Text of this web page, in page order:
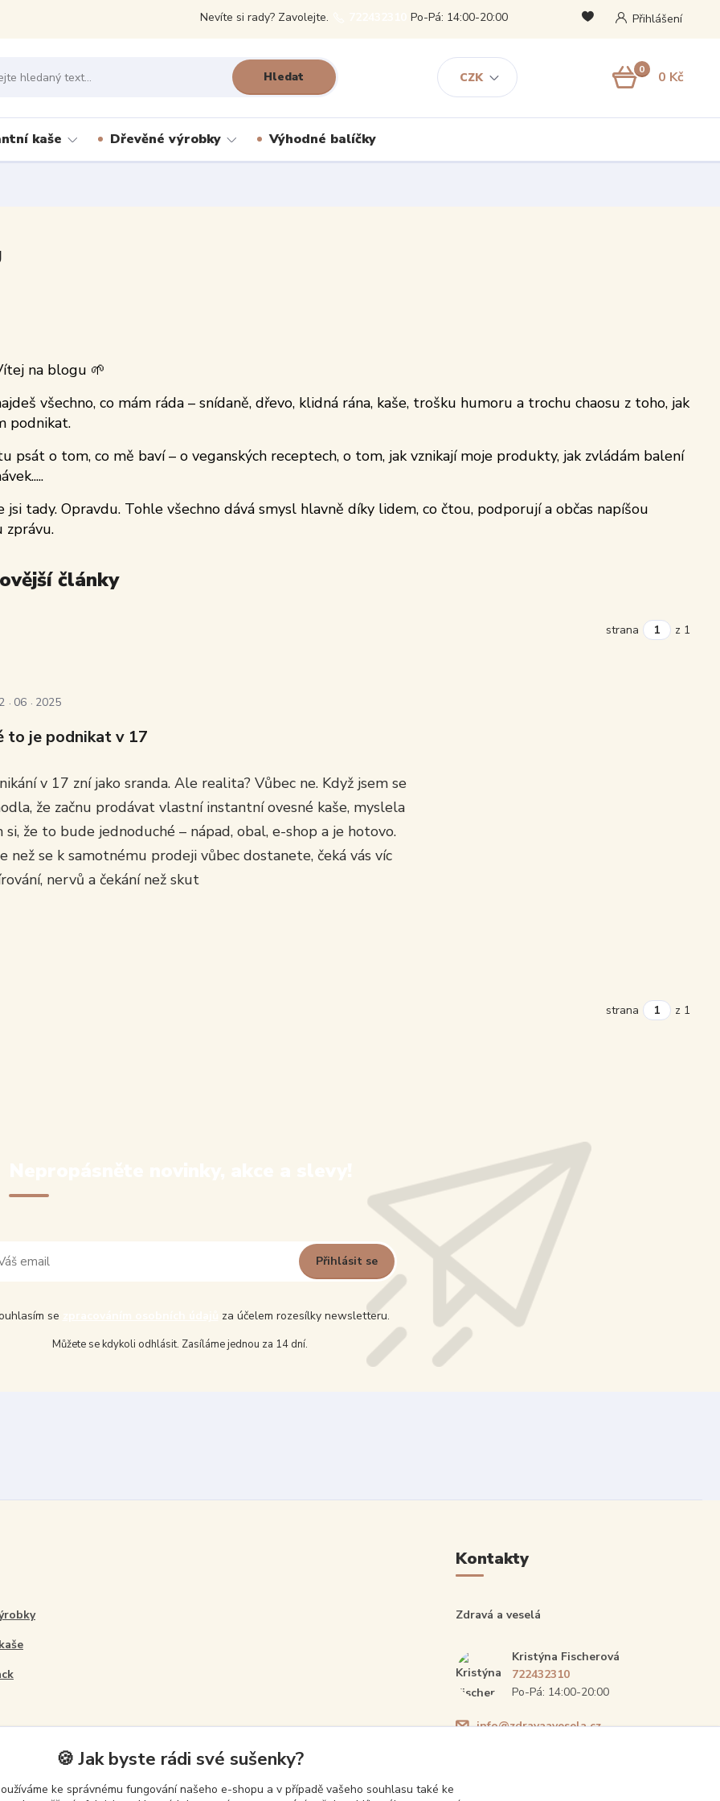
CZK
Přihlášení
Hledat
Nevíte si rady? Zavolejte. Po-Pá: 14:00-20:00
0 0 Kč
kaše Dřevěné výrobky Výhodné balíčky
na blogu 🌱
všechno, co mám ráda – snídaně, dřevo, klidná rána, kaše, trošku humoru a trochu chaosu z toho, jak
podnikat.
psát o tom, co mě baví – o veganských receptech, o tom, jak vznikají moje produkty, jak zvládám balení
jsi tady. Opravdu. Tohle všechno dává smysl hlavně díky lidem, co čtou, podporují a občas napíšou
zprávu.
články
strana z 1
to je podnikat v 17
06 2025
v 17 zní jako sranda. Ale realita? Vůbec ne. Když jsem se
že začnu prodávat vlastní instantní ovesné kaše, myslela
si, že to bude jednoduché – nápad, obal, e-shop a je hotovo.
než se k samotnému prodeji vůbec dostanete, čeká vás víc
nervů a čekání než skut
strana z 1
Přihlásit se
se za účelem rozesílky newsletteru.
Můžete se kdykoli odhlásit. Zasíláme jednou za 14 dní.
Kontakty
Zdravá a veselá
Kristýna Fischerová
722432310
Po-Pá: 14:00-20:00
info@zdravaavesela.cz
🍪 Jak byste rádi své sušenky?
ke správnému fungování našeho e-shopu a v případě vašeho souhlasu také ke